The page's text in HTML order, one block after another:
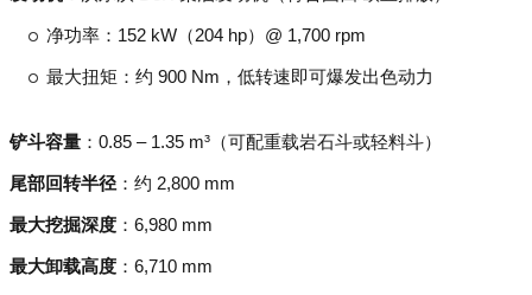
净功率：152 kW（204 hp）@ 1,700 rpm
最大扭矩：约 900 Nm，低转速即可爆发出色动力
铲斗容量 ：0.85 – 1.35 m³（可配重载岩石斗或轻料斗）
尾部回转半径 ：约 2,800 mm
最大挖掘深度 ：6,980 mm
最大卸载高度 ：6,710 mm